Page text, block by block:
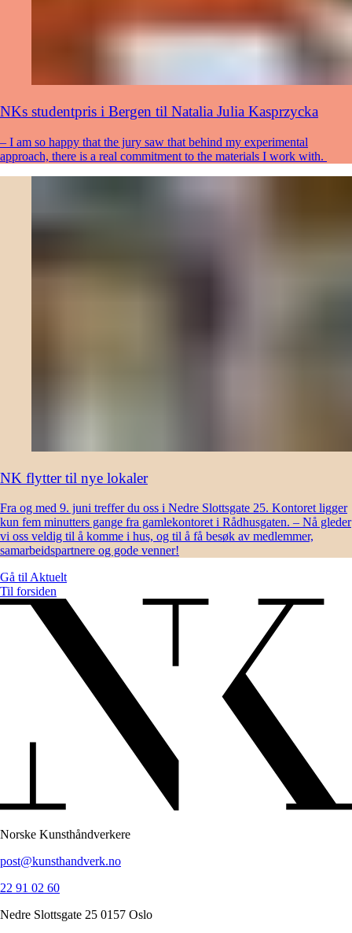
NKs studentpris i Bergen til Natalia Julia Kasprzycka
– I am so happy that the jury saw that behind my experimental
approach, there is a real commitment to the materials I work with.
NK flytter til nye lokaler
Fra og med 9. juni treffer du oss i Nedre Slottsgate 25. Kontoret ligger
kun fem minutters gange fra gamlekontoret i Rådhusgaten. – Nå gleder
vi oss veldig til å komme i hus, og til å få besøk av medlemmer,
samarbeidspartnere og gode venner!
Gå til Aktuelt
Til forsiden
Norske Kunsthåndverkere
post@kunsthandverk.no
22 91 02 60
Nedre Slottsgate 25 0157 Oslo